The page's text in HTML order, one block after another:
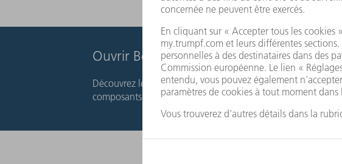
Ouvrir BendGuide en ligne
Découvrez les possibilités offertes par la technologie de
composants grâce à notre application web gratuite.